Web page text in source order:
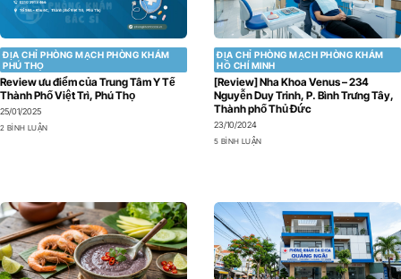
ĐỊA CHỈ PHÒNG MẠCH PHÒNG KHÁM
PHÚ THỌ
Review ưu điểm của Trung Tâm Y Tế
Thành Phố Việt Trì, Phú Thọ
25/01/2025
2 BÌNH LUẬN
ĐỊA CHỈ PHÒNG MẠCH PHÒNG KHÁM
HỒ CHÍ MINH
[Review] Nha Khoa Venus – 234
Nguyễn Duy Trinh, P. Bình Trưng Tây,
Thành phố Thủ Đức
23/10/2024
5 BÌNH LUẬN